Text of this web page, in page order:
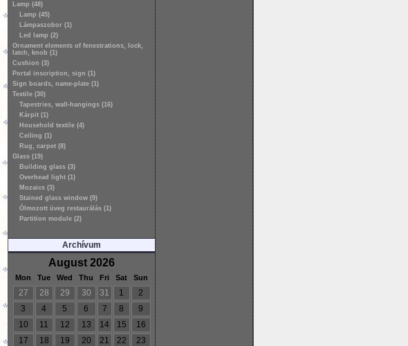
Lamp (48)
Lamp (45)
Lámpaszobor (1)
Led lamp (2)
Ornament elements of fenestrations, lock,
latch, knob (1)
Cushion (3)
Portal inscription, sign (1)
Sign boards, name-plate (1)
Textile (30)
Tapestries, wall-hangings (16)
Kárpit (1)
Household textile (4)
Ceiling (1)
Rug, carpet (8)
Glass (19)
Building glass (3)
Overhead light (1)
Mozaics (3)
Stained glass window (9)
Ólmozott üveg restaurálás (1)
Partition module (2)
Archívum
August 2026
Mon Tue Wed Thu Fri Sat Sun
27 28 29 30 31 1
2
3
4 5 6 7 8
9
10
11 12 13 14 15
16
17
18 19 20 21 22
23